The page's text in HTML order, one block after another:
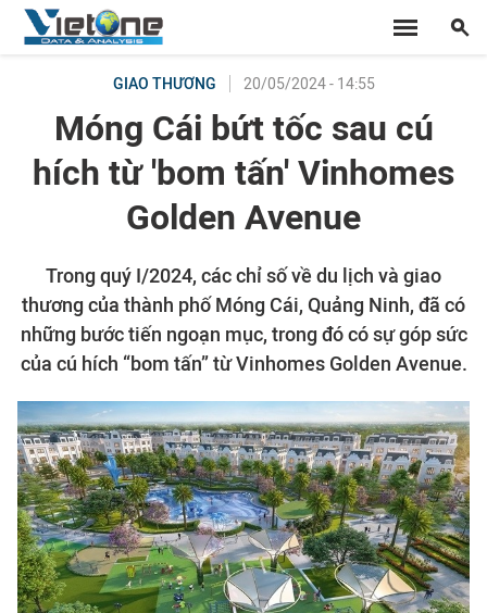
GIAO THƯƠNG 20/05/2024 - 14:55
Móng Cái bứt tốc sau cú
hích từ 'bom tấn' Vinhomes
Golden Avenue
Trong quý I/2024, các chỉ số về du lịch và giao
thương của thành phố Móng Cái, Quảng Ninh, đã có
những bước tiến ngoạn mục, trong đó có sự góp sức
của cú hích “bom tấn” từ Vinhomes Golden Avenue.